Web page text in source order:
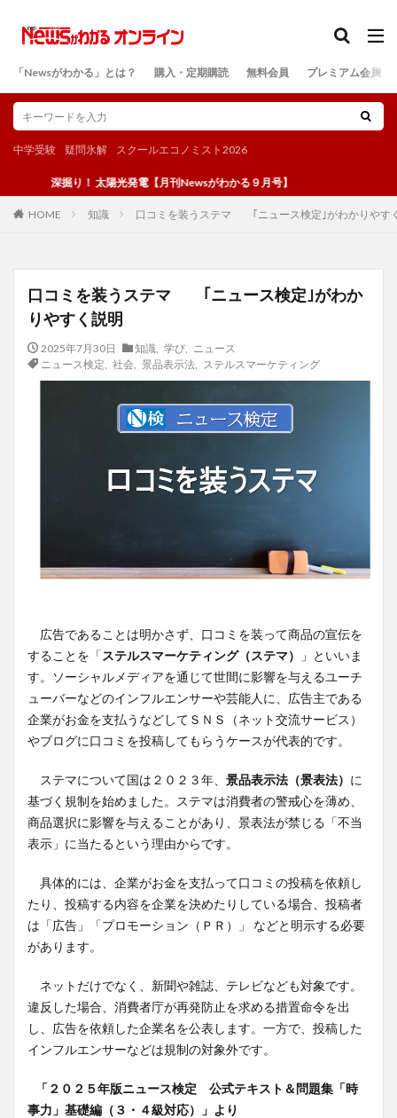
「Newsがわかる」とは？ 購入・定期購読 無料会員 プレミアム会員
中学受験 疑問氷解 スクールエコノミスト2026
掘り！ 太陽光発電【月刊Newsがわかる９月号】
HOME 知識 口コミを装うステマ ｢ニュース検定｣がわかりやす
口コミを装うステマ ｢ニュース検定｣がわか
りやすく説明
2025年7月30日 知識 学び
ニュース
ニュース検定
社会, 景品表示法, ステルスマーケティング
広告であることは明かさず、口コミを装って商品の宣伝を
することを「ステルスマーケティング（ステマ）
」といいま
す。ソーシャルメディアを通じて世間に影響を与えるユーチ
ューバーなどのインフルエンサーや芸能人に、広告主である
企業がお金を支払うなどしてＳＮＳ（ネット交流サービス）
やブログに口コミを投稿してもらうケースが代表的です。
ステマについて国は２０２３年、 景品表示法（景表法） に
基づく規制を始めました。ステマは消費者の警戒心を薄め、
商品選択に影響を与えることがあり、景表法が禁じる「不当
表示」に当たるという理由からです。
具体的には、企業がお金を支払って口コミの投稿を依頼し
たり、投稿する内容を企業を決めたりしている場合、投稿者
は「広告」「プロモーション（ＰＲ）」 などと明示する必要
があります。
ネットだけでなく、新聞や雑誌、テレビなども対象です。
違反した場合、消費者庁が再発防止を求める措置命令を出
し、広告を依頼した企業名を公表します。一方で、投稿した
インフルエンサーなどは規制の対象外です。
「２０２５年版ニュース検定 公式テキスト＆問題集「時
事力」基礎編（３・４級対応）」より
検索